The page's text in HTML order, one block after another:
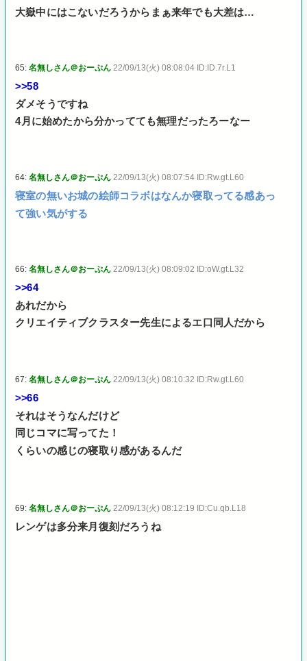
大嶽中にはこないだろうからまぁ来年でも大差は…
65:名無しさん＠おーぷん 22/09/13(火) 08:08:04 ID:ID.7r.L1
>>58
ダメそうですね
4月に始めたから分かってても無理だったろーなー
64:名無しさん＠おーぷん 22/09/13(火) 08:07:54 ID:Rw.gt.L60
寝室の無いお城の絵師コラボはなんか寝取ってる感あっ
て強い気がする
66:名無しさん＠おーぷん 22/09/13(火) 08:09:02 ID:oW.gt.L32
>>64
あれだから
クリエイティブクラスター先生によるエ口同人だから
67:名無しさん＠おーぷん 22/09/13(火) 08:10:32 ID:Rw.gt.L60
>>66
それはそうなんだけど
同じコマに写ってた！
くらいの感じの寝取り感があるんだ
69:名無しさん＠おーぷん 22/09/13(火) 08:12:19 ID:Cu.qb.L18
レンゲは多分来月復刻だろうね